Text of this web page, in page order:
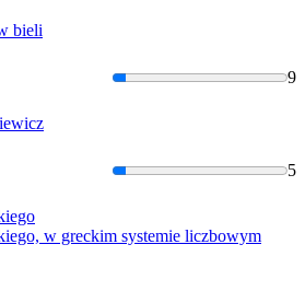
bieli
9
5
w greckim systemie liczbowym